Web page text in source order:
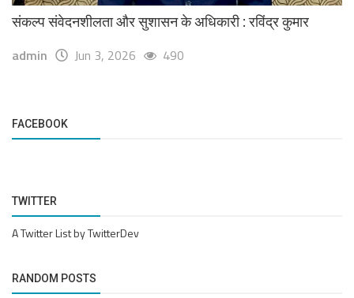
संकल्प संवेदनशीलता और सुशासन के अधिकारी : रविंद्र कुमार
admin Jun 3, 2026 490
FACEBOOK
TWITTER
A Twitter List by TwitterDev
RANDOM POSTS